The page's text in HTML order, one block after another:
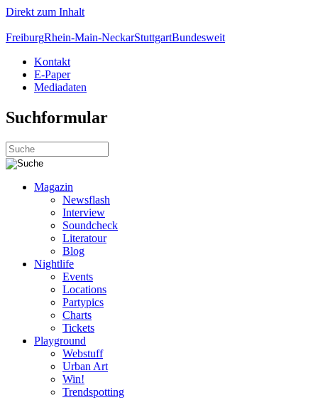
Direkt zum Inhalt
FreiburgRhein-Main-NeckarStuttgartBundesweit
Kontakt
E-Paper
Mediadaten
Suchformular
Magazin
Newsflash
Interview
Soundcheck
Literatour
Blog
Nightlife
Events
Locations
Partypics
Charts
Tickets
Playground
Webstuff
Urban Art
Win!
Trendspotting